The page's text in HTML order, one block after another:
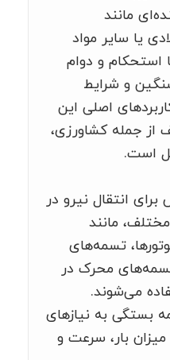
مانند
یا سایر مواد
استحکام و دوام
و شرایط
اصلی این
از جمله کشاورزی،
است.
انتقال نیرو در
مانند
تسمه‌های
محرک در
می‌شوند.
بستگی به نیازهای
بار، سرعت و